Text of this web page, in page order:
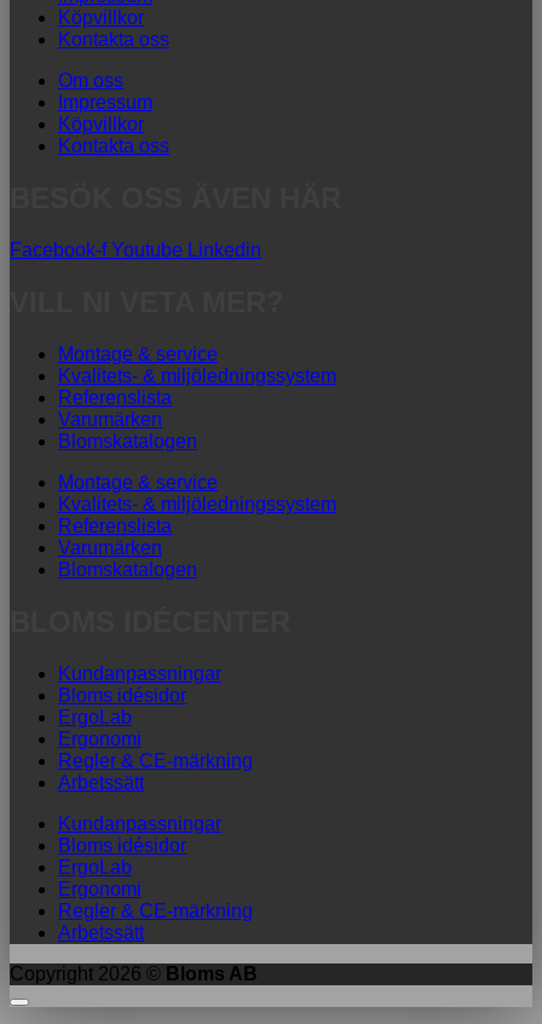
Köpvillkor
Kontakta oss
Om oss
Impressum
Köpvillkor
Kontakta oss
Facebook-f Youtube Linkedin
Montage & service
Kvalitets- & miljöledningssystem
Referenslista
Varumärken
Blomskatalogen
Montage & service
Kvalitets- & miljöledningssystem
Referenslista
Varumärken
Blomskatalogen
Kundanpassningar
Bloms idésidor
ErgoLab
Ergonomi
Regler & CE-märkning
Arbetssätt
Kundanpassningar
Bloms idésidor
ErgoLab
Ergonomi
Regler & CE-märkning
Arbetssätt
Copyright 2026 © Bloms AB